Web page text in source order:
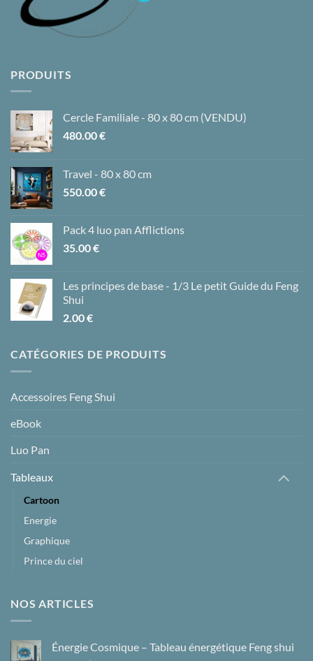
PRODUITS
Cercle Familiale - 80 x 80 cm (VENDU)
480.00€
Travel - 80 x 80 cm
550.00€
Pack 4 luo pan Afflictions
35.00€
Les principes de base - 1/3 Le petit Guide du Feng
Shui
2.00€
CATÉGORIES DE PRODUITS
Accessoires Feng Shui
eBook
Luo Pan
Tableaux
Cartoon
Energie
Graphique
Prince du ciel
NOS ARTICLES
Énergie Cosmique – Tableau énergétique Feng shui